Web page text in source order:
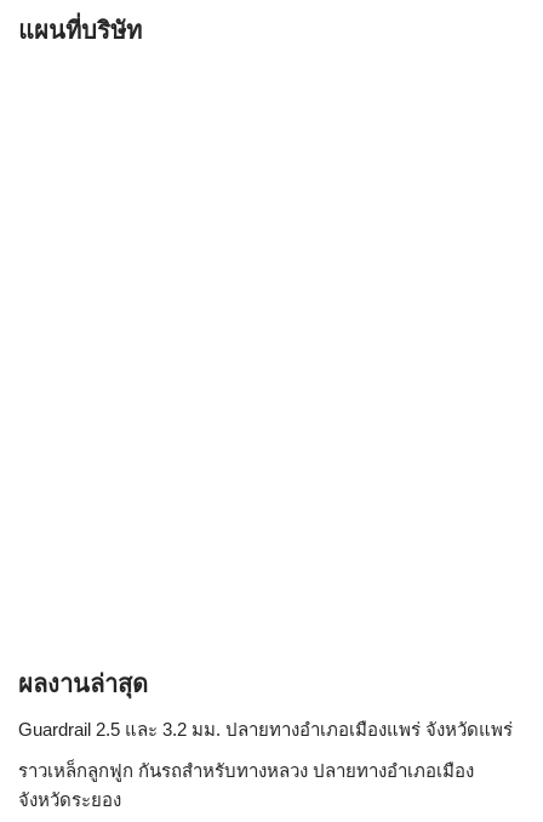
แผนที่บริษัท
ผลงานล่าสุด
Guardrail 2.5 และ 3.2 มม. ปลายทางอำเภอเมืองแพร่ จังหวัดแพร่
ราวเหล็กลูกฟูก กันรถสําหรับทางหลวง ปลายทางอำเภอเมือง
จังหวัดระยอง